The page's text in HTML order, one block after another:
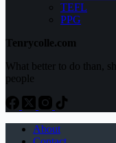
TEFL
PPG
Tenrycolle.com
What better to do than,
people
About